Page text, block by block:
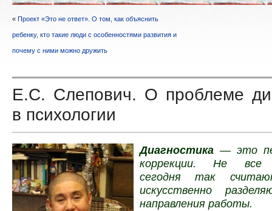
« Проект «Это не ответ». О том, как объяснить
ребенку, кто такие люди с особенностями развития и
почему с ними можно дружить
Е.С. Слепович. О проблеме
в психологии
Диагностика — это
коррекции. Не все
сегодня так
искусственно
направления работы.